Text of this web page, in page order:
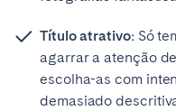
Título atrativo:Só
agarrar a atenção
escolha-as com
demasiado